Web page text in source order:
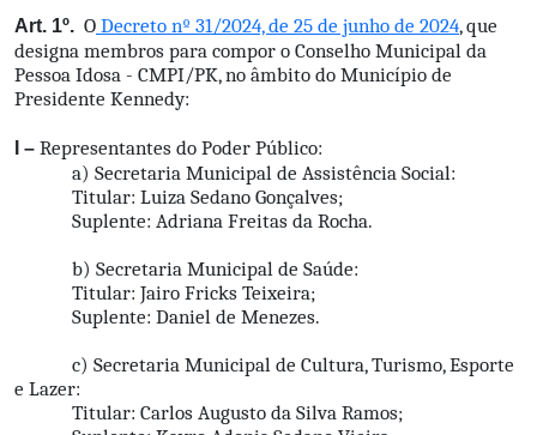
Art. 1º. O Decreto nº 31/2024, de 25 de junho de 2024, que
designa membros para compor o Conselho Municipal da
Pessoa Idosa - CMPI/PK, no âmbito do Município de
Presidente Kennedy:
I – Representantes do Poder Público:
a) Secretaria Municipal de Assistência Social:
Titular: Luiza Sedano Gonçalves;
Suplente: Adriana Freitas da Rocha.
b) Secretaria Municipal de Saúde:
Titular: Jairo Fricks Teixeira;
Suplente: Daniel de Menezes.
c) Secretaria Municipal de Cultura, Turismo, Esporte
e Lazer:
Titular: Carlos Augusto da Silva Ramos;